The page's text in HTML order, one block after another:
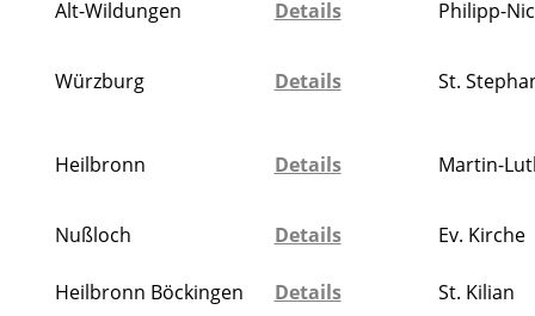
Alt-Wildungen Details Philipp-
Würzburg Details St.
Heilbronn Details Martin-
Nußloch Details Ev. Kirche
Heilbronn Böckingen Details St. Kilian